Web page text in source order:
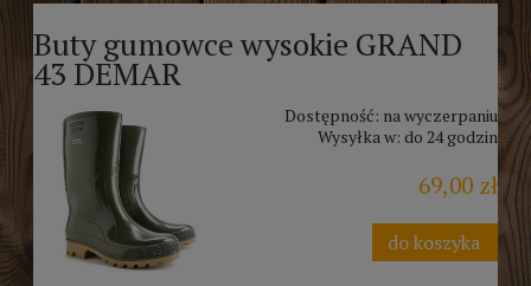
Buty gumowce wysokie GRAND
43 DEMAR
Dostępność: na wyczerpaniu
Wysyłka w: do 24 godzin
69,00 zł
do koszyka